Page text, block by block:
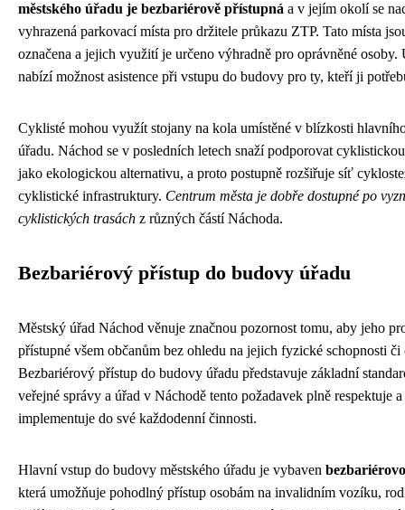
městského úřadu je bezbariérově přístupná a v jejím okolí se
vyhrazená parkovací místa pro držitele průkazu ZTP. Tato místa
označena a jejich využití je určeno výhradně pro oprávněné osoby.
nabízí možnost asistence při vstupu do budovy pro ty, kteří ji
Cyklisté mohou využít stojany na kola umístěné v blízkosti
úřadu. Náchod se v posledních letech snaží podporovat
jako ekologickou alternativu, a proto postupně rozšiřuje síť
cyklistické infrastruktury. Centrum města je dobře dostupné po
cyklistických trasách z různých částí Náchoda.
Bezbariérový přístup do budovy úřadu
Městský úřad Náchod věnuje značnou pozornost tomu, aby jeho
přístupné všem občanům bez ohledu na jejich fyzické schopnosti či
Bezbariérový přístup do budovy úřadu představuje základní
veřejné správy a úřad v Náchodě tento požadavek plně respektuje
implementuje do své každodenní činnosti.
Hlavní vstup do budovy městského úřadu je vybaven
která umožňuje pohodlný přístup osobám na invalidním vozíku,